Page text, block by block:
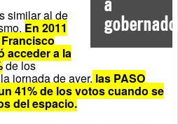
similar al de
En 2011
acceder a la
de los
jornada de ayer, las PASO
41% de los votos cuando se
del espacio.